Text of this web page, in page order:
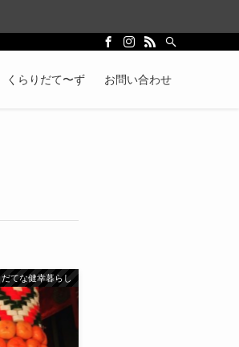
くらりだて〜ず お問い合わせ
だてな健幸暮らし